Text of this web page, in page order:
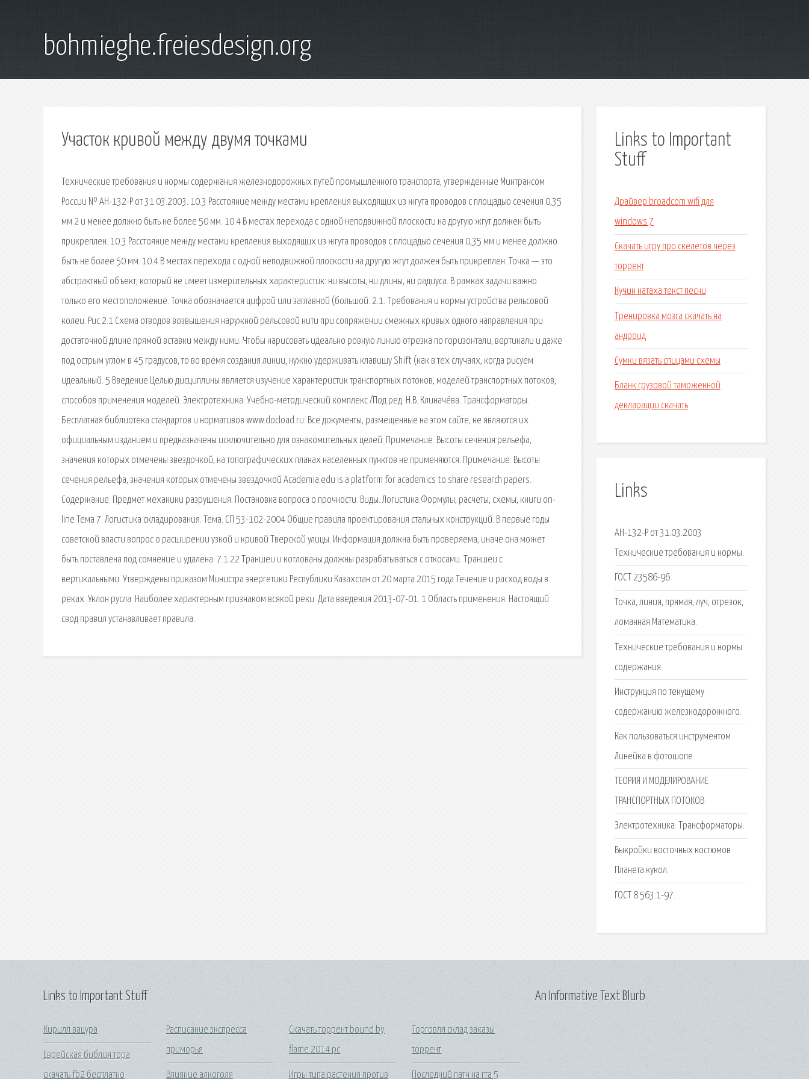
bohmieghe.freiesdesign.org
Участок кривой между двумя точками
Технические требования и нормы содержания железнодорожных путей промышленного транспорта, утверждённые Минтрансом
России № АН-132-Р от 31.03.2003. 10.3 Расстояние между местами крепления выходящих из жгута проводов с площадью сечения 0,35
мм 2 и менее должно быть не более 50 мм. 10.4 В местах перехода с одной неподвижной плоскости на другую жгут должен быть
прикреплен. 10.3 Расстояние между местами крепления выходящих из жгута проводов с площадью сечения 0,35 мм и менее должно
быть не более 50 мм. 10.4 В местах перехода с одной неподвижной плоскости на другую жгут должен быть прикреплен. Точка — это
абстрактный объект, который не имеет измерительных характеристик: ни высоты, ни длины, ни радиуса. В рамках задачи важно
только его местоположение. Точка обозначается цифрой или заглавной (большой. 2.1. Требования и нормы устройства рельсовой
колеи. Рис.2.1 Схема отводов возвышения наружной рельсовой нити при сопряжении смежных кривых одного направления при
достаточной длине прямой вставки между ними. Чтобы нарисовать идеально ровную линию отрезка по горизонтали, вертикали и даже
под острым углом в 45 градусов, то во время создания линии, нужно удерживать клавишу Shift (как в тех случаях, когда рисуем
идеальный. 5 Введение Целью дисциплины является изучение характеристик транспортных потоков, моделей транспортных потоков,
способов применения моделей. Электротехника: Учебно-методический комплекс /Под ред. Н.В. Клиначёва. Трансформаторы.
Бесплатная библиотека стандартов и нормативов www.docload.ru: Все документы, размещенные на этом сайте, не являются их
официальным изданием и предназначены исключительно для ознакомительных целей. Примечание. Высоты сечения рельефа,
значения которых отмечены звездочкой, на топографических планах населенных пунктов не применяются. Примечание. Высоты
сечения рельефа, значения которых отмечены звездочкой Academia.edu is a platform for academics to share research papers.
Содержание. Предмет механики разрушения. Постановка вопроса о прочности. Виды. Логистика.Формулы, расчеты, схемы, книги on-
line Тема 7. Логистика складирования. Тема. СП 53-102-2004 Общие правила проектирования стальных конструкций. В первые годы
советской власти вопрос о расширении узкой и кривой Тверской улицы. Информация должна быть проверяема, иначе она может
быть поставлена под сомнение и удалена. 7.1.22 Траншеи и котлованы должны разрабатываться с откосами. Траншеи с
вертикальными. Утверждены приказом Министра энергетики Республики Казахстан от 20 марта 2015 года Течение и расход воды в
реках. Уклон русла. Наиболее характерным признаком всякой реки. Дата введения 2013-07-01. 1 Область применения. Настоящий
свод правил устанавливает правила.
Links to Important
Stuff
Драйвер broadcom wifi для
windows 7
Скачать игру про скелетов через
торрент
Кучин натаха текст песни
Тренировка мозга скачать на
андроид
Сумки вязать спицами схемы
Бланк грузовой таможенной
декларации скачать
Links
АН-132-Р от 31.03.2003
Технические требования и нормы.
ГОСТ 23586-96.
Точка, линия, прямая, луч, отрезок,
ломанная Математика.
Технические требования и нормы
содержания.
Инструкция по текущему
содержанию железнодорожного.
Как пользоваться инструментом
Линейка в фотошопе.
ТЕОРИЯ И МОДЕЛИРОВАНИЕ
ТРАНСПОРТНЫХ ПОТОКОВ
Электротехника: Трансформаторы.
Выкройки восточных костюмов
Планета кукол.
ГОСТ 8.563.1-97.
Links to Important Stuff
Кирилл вацура
Еврейская библия тора
скачать fb2 бесплатно
Расписание экспресса
приморья
Влияние алкоголя
Скачать торрент bound by
flame 2014 pc
Игры типа растения против
Торговля склад заказы
торрент
Последний патч на гта 5
An Informative Text Blurb